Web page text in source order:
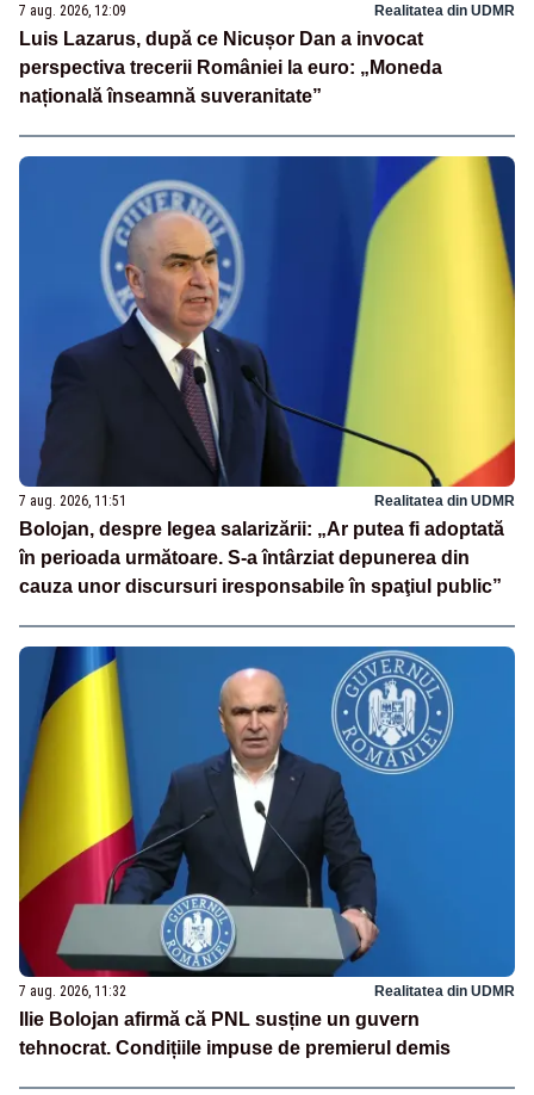
7 aug. 2026, 12:09 Realitatea din UDMR
Luis Lazarus, după ce Nicușor Dan a invocat
perspectiva trecerii României la euro: „Moneda
națională înseamnă suveranitate”
7 aug. 2026, 11:51 Realitatea din UDMR
Bolojan, despre legea salarizării: „Ar putea fi adoptată
în perioada următoare. S-a întârziat depunerea din
cauza unor discursuri iresponsabile în spaţiul public”
7 aug. 2026, 11:32 Realitatea din UDMR
Ilie Bolojan afirmă că PNL susține un guvern
tehnocrat. Condițiile impuse de premierul demis